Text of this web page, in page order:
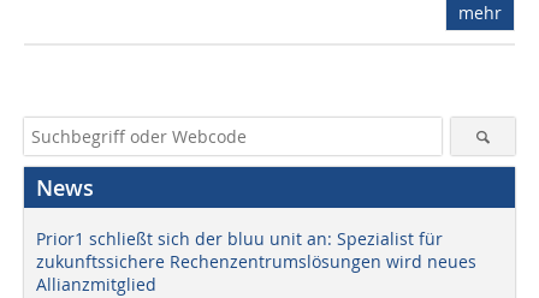
mehr
News
Prior1 schließt sich der bluu unit an: Spezialist für
zukunftssichere Rechenzentrumslösungen wird neues
Allianzmitglied